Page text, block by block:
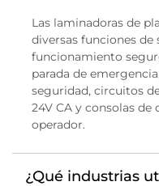
Las laminadoras de
diversas funciones
funcionamiento
parada de
seguridad, circuitos
24V CA y consolas
operador.
¿Qué industrias